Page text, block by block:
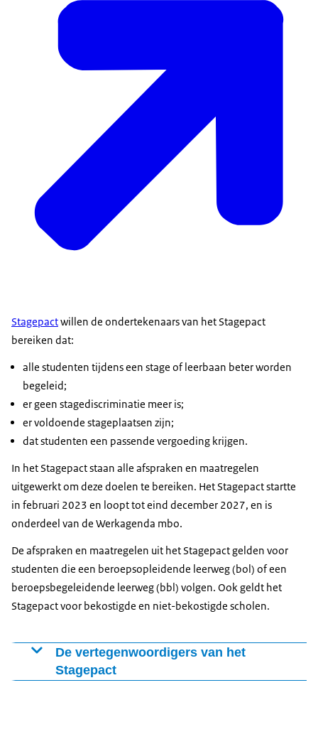
Stagepactwillen de ondertekenaars van het Stagepact
bereiken dat:
alle studenten tijdens een stage of leerbaan beter worden
begeleid;
er geen stagediscriminatie meer is;
er voldoende stageplaatsen zijn;
dat studenten een passende vergoeding krijgen.
In het Stagepact staan alle afspraken en maatregelen
uitgewerkt om deze doelen te bereiken. Het Stagepact startte
in februari 2023 en loopt tot eind december 2027, en is
onderdeel van de Werkagenda mbo.
De afspraken en maatregelen uit het Stagepact gelden voor
studenten die een beroepsopleidende leerweg (bol) of een
beroepsbegeleidende leerweg (bbl) volgen. Ook geldt het
Stagepact voor bekostigde en niet-bekostigde scholen.
De vertegenwoordigers van het
Stagepact